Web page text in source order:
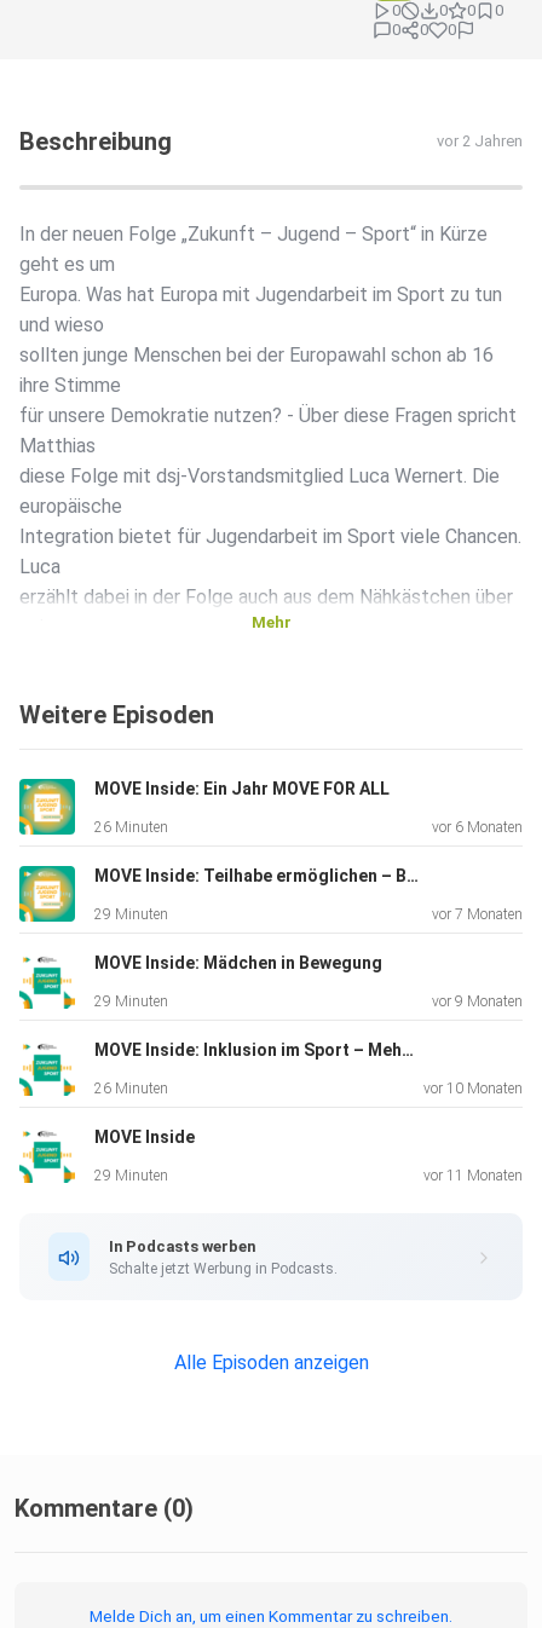
0 0 0
0
0
0 0
Beschreibung vor 2 Jahren
In der neuen Folge „Zukunft – Jugend – Sport“ in Kürze
geht es um
Europa. Was hat Europa mit Jugendarbeit im Sport zu tun
und wieso
sollten junge Menschen bei der Europawahl schon ab 16
ihre Stimme
für unsere Demokratie nutzen? - Über diese Fragen spricht
Matthias
diese Folge mit dsj-Vorstandsmitglied Luca Wernert. Die
europäische
Integration bietet für Jugendarbeit im Sport viele Chancen.
Luca
erzählt dabei in der Folge auch aus dem Nähkästchen über
Links: Internationale Jugendarbeit im Sport:
im-sport
Mehr
Weitere Episoden
MOVE Inside: Ein Jahr MOVE FOR ALL
26 Minuten vor 6 Monaten
MOVE Inside: Teilhabe ermöglichen – Bewegung und Sport verbindet
29 Minuten vor 7 Monaten
MOVE Inside: Mädchen in Bewegung
29 Minuten vor 9 Monaten
MOVE Inside: Inklusion im Sport – Mehr als Barrierefreiheit!
26 Minuten vor 10 Monaten
MOVE Inside
29 Minuten vor 11 Monaten
In Podcasts werben
Schalte jetzt Werbung in Podcasts.
Alle Episoden anzeigen
Kommentare (0)
Melde Dich an, um einen Kommentar zu schreiben.